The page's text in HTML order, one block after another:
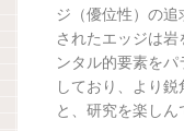
ジ（優位性）の追
されたエッジは
ンタル的要素を
しており、より
と、研究を楽しん